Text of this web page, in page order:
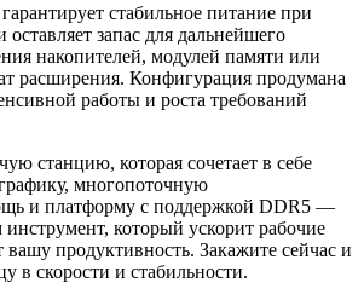
стабильное питание при
запас для дальнейшего
накопителей, модулей памяти или
расширения. Конфигурация продумана
работы и роста требований
станцию, которая сочетает в себе
многопоточную
и платформу с поддержкой DDR5 —
инструмент, который ускорит рабочие
продуктивность. Закажите сейчас и
в скорости и стабильности.